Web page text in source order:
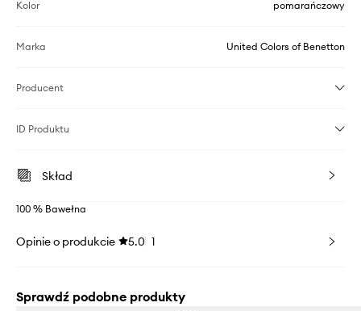
Kolor pomarańczowy
Marka United Colors of Benetton
Producent
ID Produktu
Skład
100 % Bawełna
Opinie o produkcie 5.0 1
Sprawdź podobne produkty